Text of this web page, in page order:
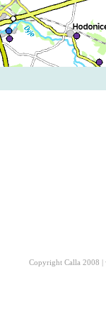
Copyright Calla 2008 |